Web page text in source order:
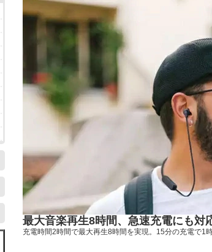
最大音楽再生8時間、急速充電にも対
充電時間2時間で最大再生8時間を実現。15分の充電で1